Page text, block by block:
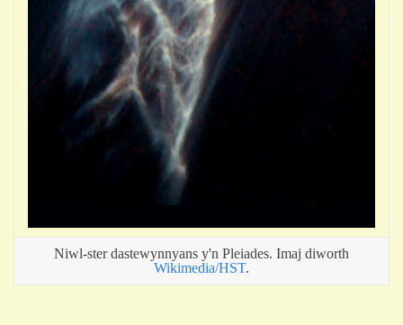
Niwl-ster dastewynnyans y'n Pleiades. Imaj diworth
Wikimedia/HST.